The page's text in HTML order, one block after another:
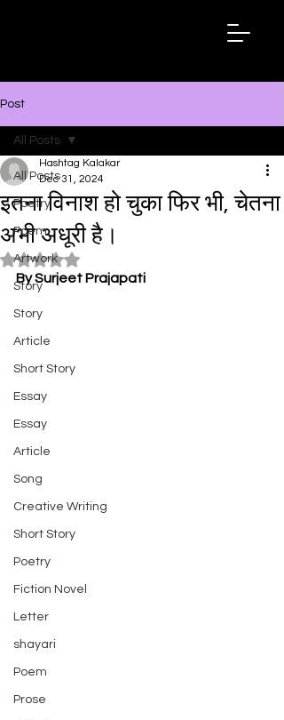
Post
All Posts
Poetry
Poem
Artwork
Story
Story
Article
Short Story
Essay
Essay
Article
Song
Creative Writing
Short Story
Poetry
Fiction Novel
Letter
shayari
Poem
Prose
All Posts
इतना विनाश हो चुका फिर भी, चेतना
अभी अधूरी है।
Hashtag Kalakar
Dec 31, 2024
Rated NaN out of 5 stars.
By Surjeet Prajapati